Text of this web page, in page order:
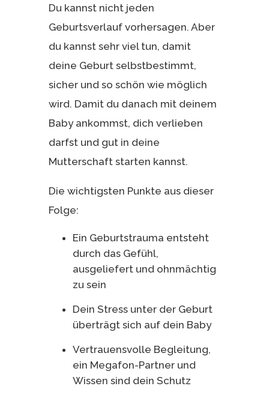
Du kannst nicht jeden
Geburtsverlauf vorhersagen. Aber
du kannst sehr viel tun, damit
deine Geburt selbstbestimmt,
sicher und so schön wie möglich
wird. Damit du danach mit deinem
Baby ankommst, dich verlieben
darfst und gut in deine
Mutterschaft starten kannst.
Die wichtigsten Punkte aus dieser
Folge:
Ein Geburtstrauma entsteht
durch das Gefühl,
ausgeliefert und ohnmächtig
zu sein
Dein Stress unter der Geburt
überträgt sich auf dein Baby
Vertrauensvolle Begleitung,
ein Megafon-Partner und
Wissen sind dein Schutz